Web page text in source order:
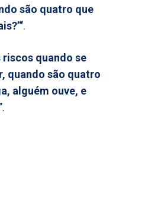
são quatro que
.
riscos quando se
quando são quatro
alguém ouve, e
.